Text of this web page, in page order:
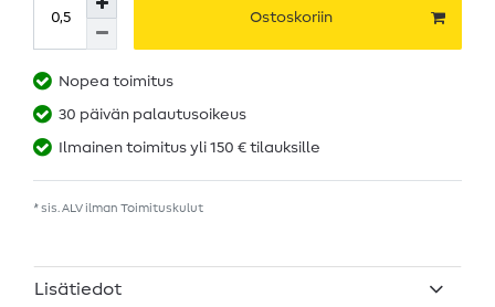
Ostoskoriin
Nopea toimitus
30 päivän palautusoikeus
Ilmainen toimitus yli 150 € tilauksille
* sis. ALV ilman Toimituskulut
Lisätiedot